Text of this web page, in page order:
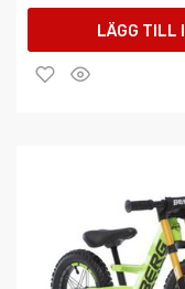
LÄGG TILL I
VARUKORGEN